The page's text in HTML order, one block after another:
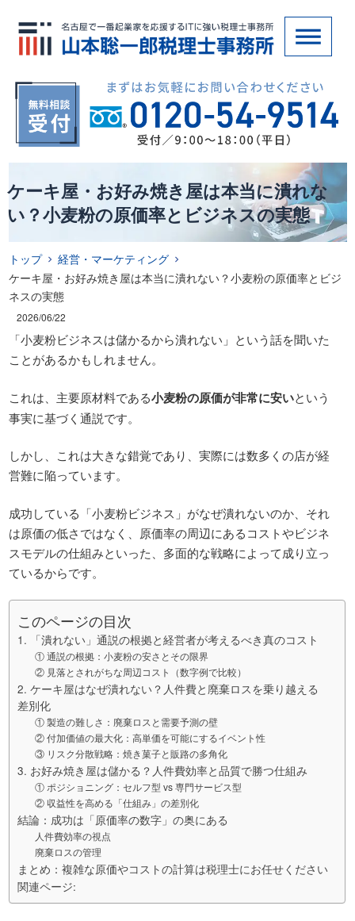
ケーキ屋・お好み焼き屋は本当に潰れな
い？小麦粉の原価率とビジネスの実態
トップ
経営・マーケティング
ケーキ屋・お好み焼き屋は本当に潰れない？小麦粉の原価率とビジ
ネスの実態
2026/06/22
「小麦粉ビジネスは儲かるから潰れない」という話を聞いた
ことがあるかもしれません。
これは、主要原材料である小麦粉の原価が非常に安いという
事実に基づく通説です。
しかし、これは大きな錯覚であり、実際には数多くの店が経
営難に陥っています。
成功している「小麦粉ビジネス」がなぜ潰れないのか、それ
は原価の低さではなく、原価率の周辺にあるコストやビジネ
スモデルの仕組みといった、多面的な戦略によって成り立っ
ているからです。
このページの目次
1. 「潰れない」通説の根拠と経営者が考えるべき真のコスト
① 通説の根拠：小麦粉の安さとその限界
② 見落とされがちな周辺コスト（数字例で比較）
2. ケーキ屋はなぜ潰れない？人件費と廃棄ロスを乗り越える
差別化
① 製造の難しさ：廃棄ロスと需要予測の壁
② 付加価値の最大化：高単価を可能にするイベント性
③ リスク分散戦略：焼き菓子と販路の多角化
3. お好み焼き屋は儲かる？人件費効率と品質で勝つ仕組み
① ポジショニング：セルフ型 vs 専門サービス型
② 収益性を高める「仕組み」の差別化
結論：成功は「原価率の数字」の奥にある
人件費効率の視点
廃棄ロスの管理
まとめ：複雑な原価やコストの計算は税理士にお任せください
関連ページ: